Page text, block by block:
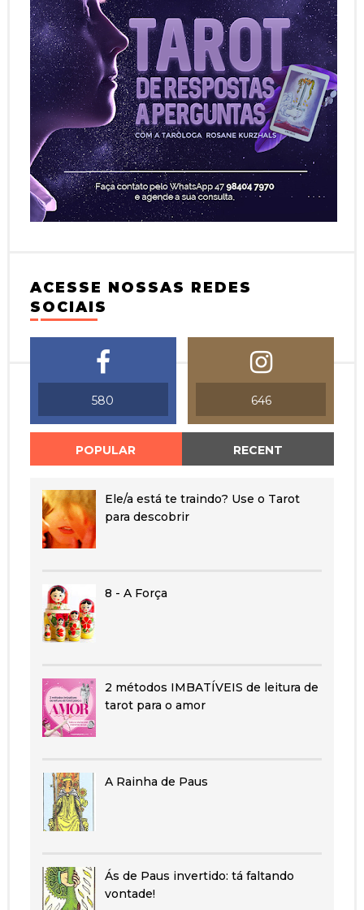
ACESSE NOSSAS REDES
SOCIAIS
580 646
POPULAR RECENT
Ele/a está te traindo? Use o Tarot
para descobrir
8 - A Força
2 métodos IMBATÍVEIS de leitura de
tarot para o amor
A Rainha de Paus
Ás de Paus invertido: tá faltando
vontade!